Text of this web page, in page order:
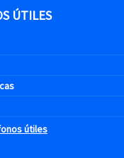
ÚTILES
útiles